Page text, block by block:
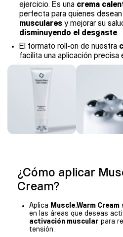
ejercicio. Es una crema
perfecta para quienes
musculares y mejorar su
disminuyendo el desgaste.
El formato roll-on de nuestra
facilita una aplicación precisa
¿Cómo aplicar
Cream?
Aplica Muscle.Warm Cream
en las áreas que deseas
activación muscular para
tensión.